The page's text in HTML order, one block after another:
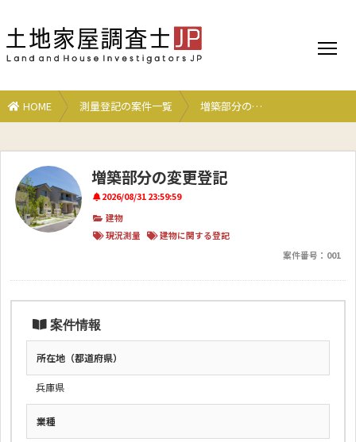
HOME 測量登記の案件一覧 増築部分の…
増築部分の変更登記
2026/08/31 23:59:59
建物
現況測量
建物に関する登記
案件番号： 001
案件情報
所在地（都道府県）
兵庫県
業種